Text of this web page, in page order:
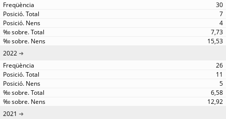
30
7
4
7,73
15,53
2022
26
11
5
6,58
12,92
2021